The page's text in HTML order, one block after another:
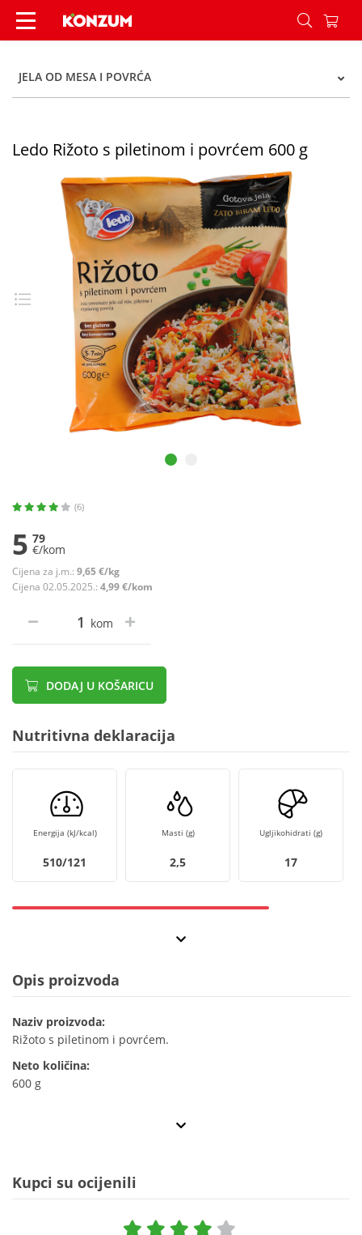
Ledo Rižoto s piletinom i povrćem 600 g -
JELA OD MESA I POVRĆA
Ledo Rižoto s piletinom i povrćem 600 g
(6)
5 79
€/kom
Cijena za j.m.: 9,65 €/kg
Cijena 02.05.2025.: 4,99 €/kom
kom
DODAJ U KOŠARICU
Nutritivna deklaracija
Energija (kJ/kcal)
510/121
Masti (g)
2,5
Ugljikohidrati (g)
17
Opis proizvoda
Naziv proizvoda:
Rižoto s piletinom i povrćem.
Neto količina:
600 g
Kupci su ocijenili